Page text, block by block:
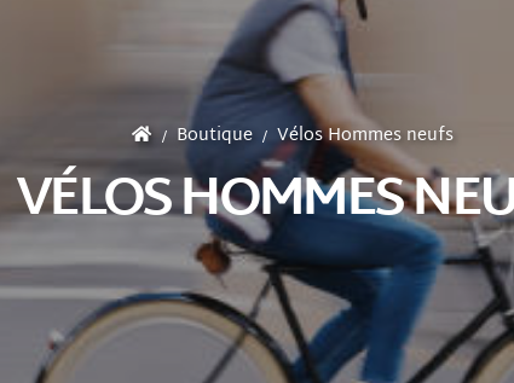
Boutique Vélos Hommes neufs
VÉLOS HOMMES